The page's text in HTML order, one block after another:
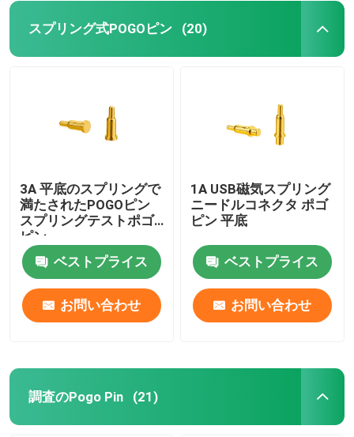
スプリング式POGOピン (20)
3A 平底のスプリングで
満たされたPOGOピン
スプリングテストポゴ
ピン
ベストプライス
お問い合わせ
1A USB磁気スプリング
ニードルコネクタ ポゴ
ピン 平底
ベストプライス
お問い合わせ
調査のPogo Pin (21)